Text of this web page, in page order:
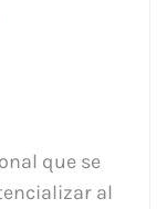
que se
al